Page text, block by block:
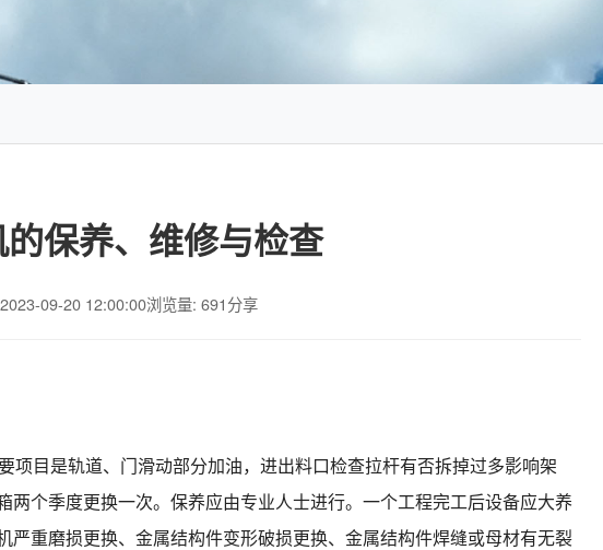
保养、维修与检查
09-20 12:00:00浏览量: 691分享
目是轨道、门滑动部分加油，进出料口检查拉杆有否拆掉过多影响架
个季度更换一次。保养应由专业人士进行。一个工程完工后设备应大养
重磨损更换、金属结构件变形破损更换、金属结构件焊缝或母材有无裂